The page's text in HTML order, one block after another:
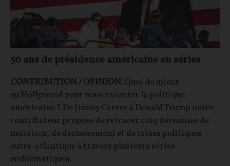
50 ans de présidence américaine en séries
CONTRIBUTION / OPINION.Quoi de mieux
qu’Hollywood pour nous raconter la politique
américaine ? De Jimmy Carter à Donald Trump notre
contributeur propose de retracer cinq décennies de
mutation, de déclassement et de crises politiques
outre-atlantique à travers plusieurs séries
emblématiques.